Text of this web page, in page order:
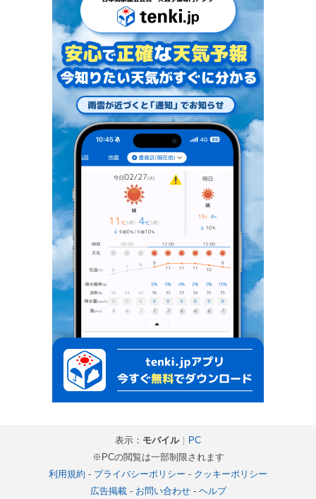
表示： モバイル｜ PC
※PCの閲覧は一部制限されます
利用規約 - プライバシーポリシー - クッキーポリシー
広告掲載- お問い合わせ- ヘルプ